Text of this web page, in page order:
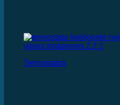
Termostatos